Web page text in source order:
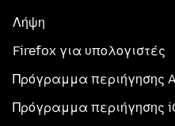
Λήψη
Firefox για υπολογιστές
Πρόγραμμα περιήγησης
Πρόγραμμα περιήγησης